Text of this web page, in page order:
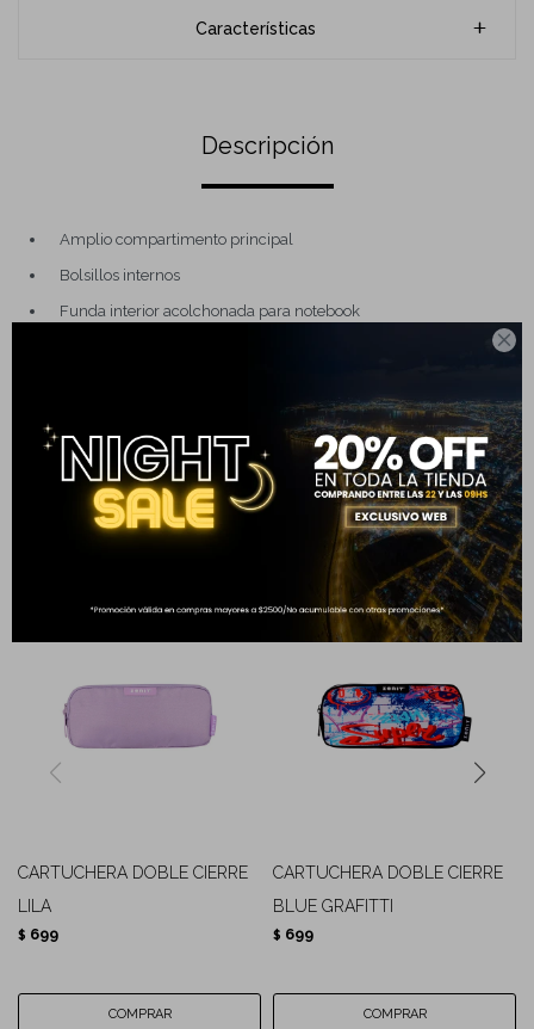

Características
Descripción
Amplio compartimento principal
Bolsillos internos
Funda interior acolchonada para notebook
Medidas: 40 cm x 30 cm x 12 cm
Completá tu compra
CARTUCHERA DOBLE CIERRE
LILA
$ 699
CARTUCHERA DOBLE CIERRE
BLUE GRAFITTI
$ 699